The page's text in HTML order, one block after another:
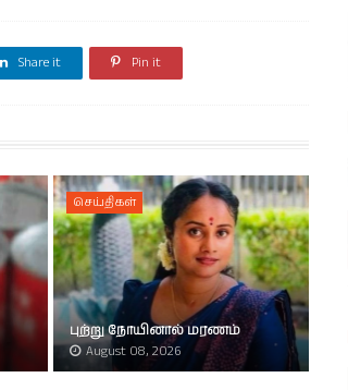
Share it Pin it
செய்திகள்
புற்று நோயினால் மரணம்
August 08, 2026